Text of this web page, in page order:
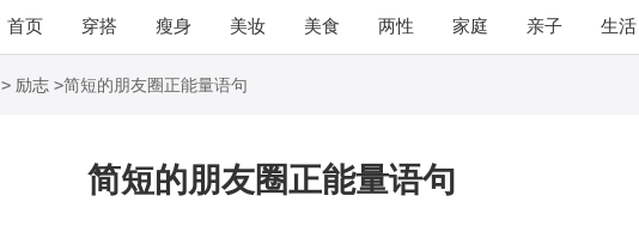
首页 穿搭 瘦身 美妆 美食 两性 家庭 亲子 生活
职场 语录
> 励志 >简短的朋友圈正能量语句
简短的朋友圈正能量语句